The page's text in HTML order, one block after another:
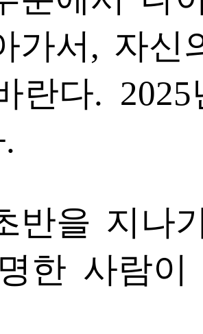
가서, 자신
란다.
반을 지나
한 사람